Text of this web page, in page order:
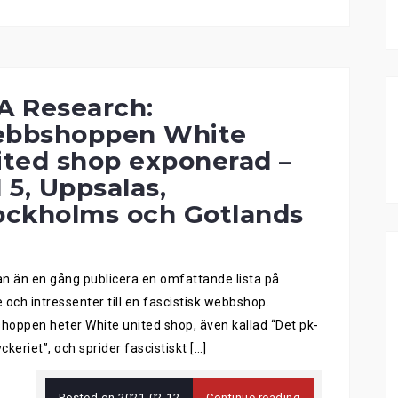
Research:
White
shop exponerad –
5, Uppsalas,
och Gotlands
än en gång publicera en omfattande lista på
och intressenter till en fascistisk webbshop.
heter White united shop, även kallad “Det pk-
och sprider fascistiskt […]